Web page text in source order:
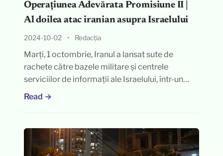
Operațiunea Adevărata Promisiune II |
Al doilea atac iranian asupra Israelului
2024-10-02 • Redacția
Marți, 1 octombrie, Iranul a lansat sute de
rachete către bazele militare și centrele
serviciilor de informații ale Israelului, într-un…
Read →